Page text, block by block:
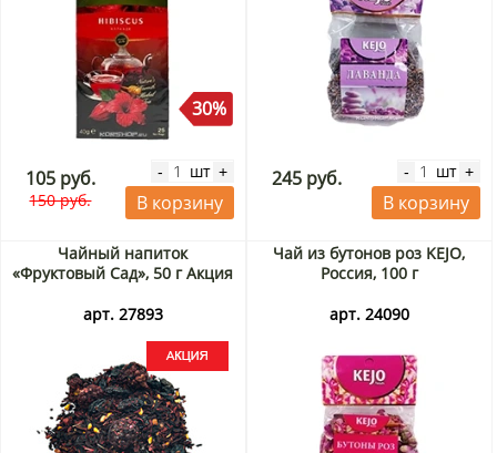
30%
105 руб.
150 руб.
- шт +
В корзину
245 руб. - шт +
В корзину
Чайный напиток
«Фруктовый Сад», 50 г Акция
арт. 27893
Чай из бутонов роз KEJO,
Россия, 100 г
арт. 24090